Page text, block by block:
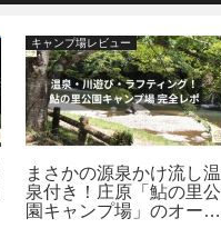
キャンプ場レビュー
まさかの源泉かけ流し温
泉付き！庄原「鮎の里公
園キャンプ場」のオート